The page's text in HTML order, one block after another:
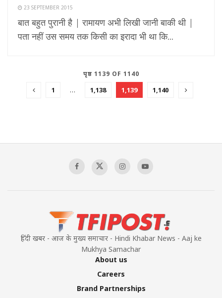
23 SEPTEMBER 2015
बात बहुत पुरानी है | रामायण अभी लिखी जानी बाकी थी |
पता नहीं उस समय तक किसी का इरादा भी था कि...
पृष्ठ 1139 OF 1140
1 … 1,138 1,139 1,140
हिंदी खबर - आज के मुख्य समाचार - Hindi Khabar News - Aaj ke
Mukhya Samachar
About us
Careers
Brand Partnerships